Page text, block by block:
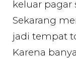
keluar pagar
Sekarang
jadi tempat
Karena